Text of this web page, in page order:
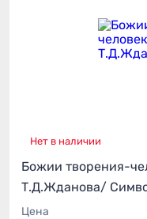
Нет в наличии
Божии творения-
Т.Д.Жданова/
Цена